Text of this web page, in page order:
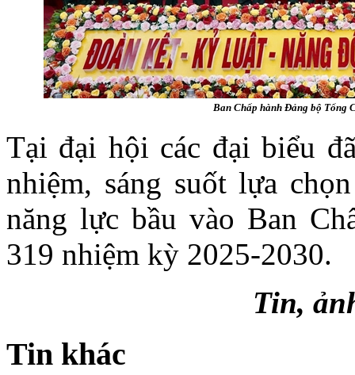
Ban Chấp hành Đảng bộ Tổng
Tại đại hội các đại biểu
nhiệm, sáng suốt lựa
năng lực bầu vào Ban
319 nhiệm kỳ 2025-2030.
Tin,
Tin khác